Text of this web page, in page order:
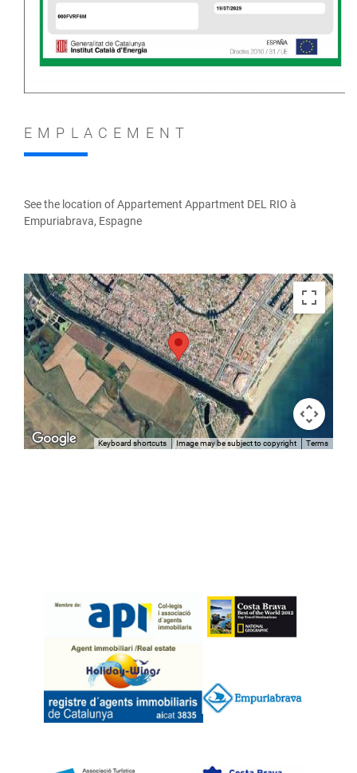
EMPLACEMENT
See the location of Appartement Appartment DEL RIO à
Empuriabrava, Espagne
Keyboard shortcuts Image may be subject to copyright Terms